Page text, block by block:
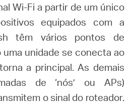
Wi-Fi a partir de um único
equipados com a
têm vários pontos de
uma unidade se conecta ao
a principal. As demais
de ‘nós’ ou APs)
o sinal do roteador.